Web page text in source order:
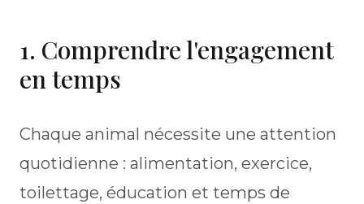
1. Comprendre l'engagement
en temps
Chaque animal nécessite une attention
quotidienne : alimentation, exercice,
toilettage, éducation et temps de